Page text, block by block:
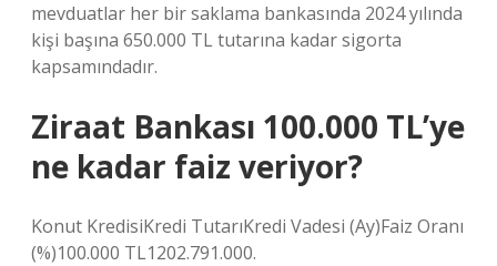
mevduatlar her bir saklama bankasında 2024 yılında
kişi başına 650.000 TL tutarına kadar sigorta
kapsamındadır.
Ziraat Bankası 100.000 TL’ye
ne kadar faiz veriyor?
Konut KredisiKredi TutarıKredi Vadesi (Ay)Faiz Oranı
(%)100.000 TL1202.791.000.